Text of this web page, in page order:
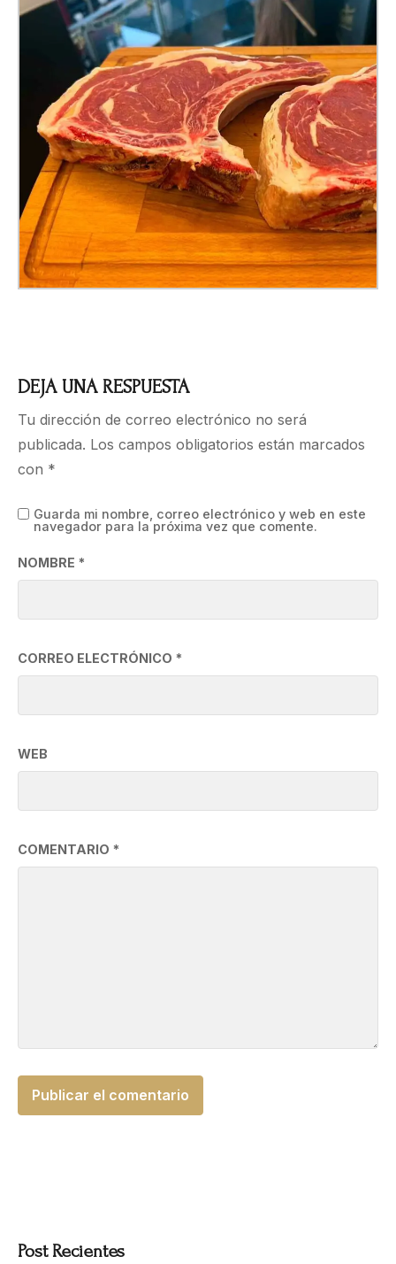
DEJA UNA RESPUESTA
Tu dirección de correo electrónico no será
publicada. Los campos obligatorios están marcados
con *
COMENTARIO *
NOMBRE *
CORREO ELECTRÓNICO *
WEB
Guarda mi nombre, correo electrónico y web en este
navegador para la próxima vez que comente.
Post Recientes